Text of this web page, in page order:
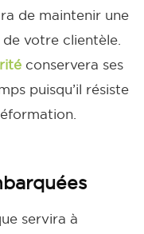
de maintenir une
votre clientèle.
é conservera ses
puisqu’il résiste
servira à